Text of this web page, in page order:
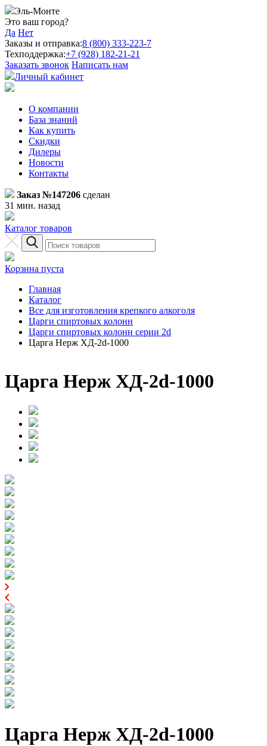
Эль-Монте
Это ваш город?
Да Нет
Заказы и отправка:8 (800) 333-223-7
Техподдержка:+7 (928) 182-21-21
Заказать звонок Написать нам
Личный кабинет
О компании
База знаний
Как купить
Скидки
Дилеры
Новости
Контакты
Заказ №147206 сделан
31 мин. назад
Каталог товаров
Корзина пуста
Главная
Каталог
Все для изготовления крепкого алкоголя
Царги спиртовых колонн
Царги спиртовых колонн серии 2d
Царга Нерж ХД-2d-1000
Царга Нерж ХД-2d-1000
Царга Нерж ХД-2d-1000